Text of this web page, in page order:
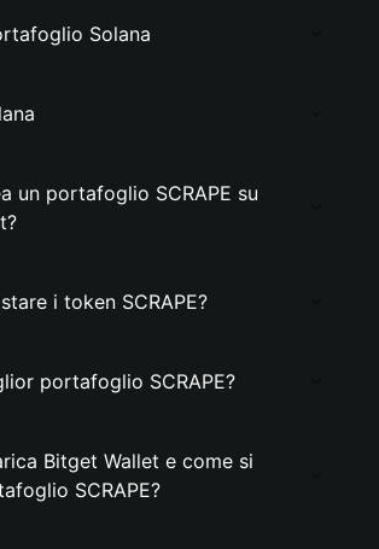
Solana
un portafoglio SCRAPE su
i token SCRAPE?
portafoglio SCRAPE?
Bitget Wallet e come si
SCRAPE?